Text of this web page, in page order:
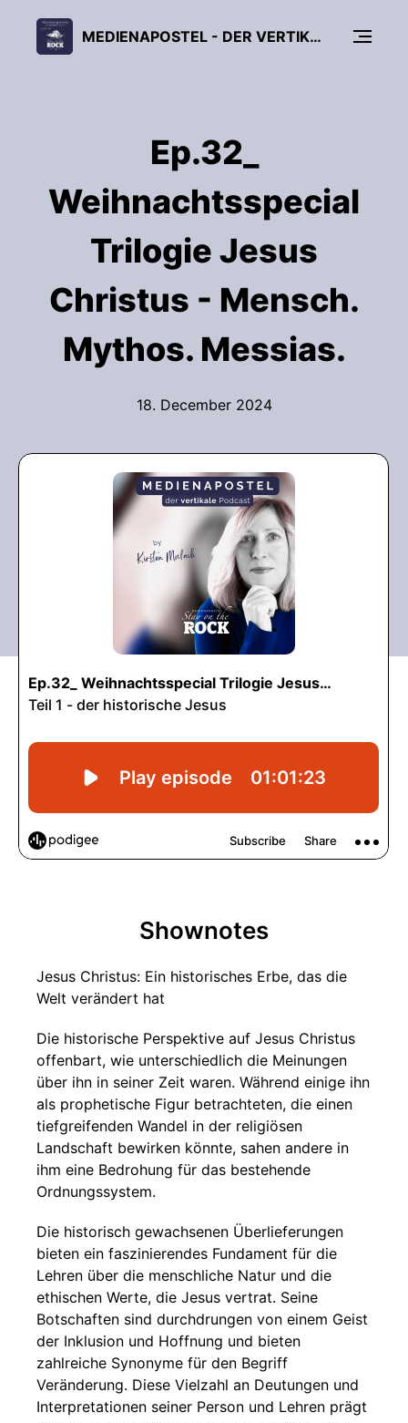
MEDIENAPOSTEL - DER VERTIKALE PODCAST
Ep.32_
Weihnachtsspecial
Trilogie Jesus
Christus - Mensch.
Mythos. Messias.
18. December 2024
Shownotes
Jesus Christus: Ein historisches Erbe, das die
Welt verändert hat
Die historische Perspektive auf Jesus Christus
offenbart, wie unterschiedlich die Meinungen
über ihn in seiner Zeit waren. Während einige ihn
als prophetische Figur betrachteten, die einen
tiefgreifenden Wandel in der religiösen
Landschaft bewirken könnte, sahen andere in
ihm eine Bedrohung für das bestehende
Ordnungssystem.
Die historisch gewachsenen Überlieferungen
bieten ein faszinierendes Fundament für die
Lehren über die menschliche Natur und die
ethischen Werte, die Jesus vertrat. Seine
Botschaften sind durchdrungen von einem Geist
der Inklusion und Hoffnung und bieten
zahlreiche Synonyme für den Begriff
Veränderung. Diese Vielzahl an Deutungen und
Interpretationen seiner Person und Lehren prägt